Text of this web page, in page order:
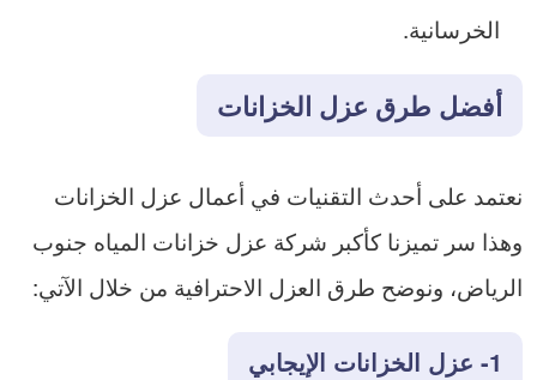
الخرسانية.
أفضل طرق عزل الخزانات
نعتمد على أحدث التقنيات في أعمال عزل الخزانات
وهذا سر تميزنا كأكبر شركة عزل خزانات المياه جنوب
الرياض، ونوضح طرق العزل الاحترافية من خلال الآتي:
1- عزل الخزانات الإيجابي